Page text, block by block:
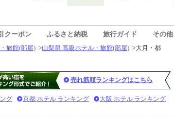
クーポン ふるさと納税 旅行ガイド
その他
旅館(部屋) >山梨県 高級ホテル・旅館(部屋) >大月・都
売れ筋順ランキングはこちら
グ 京都 ホテル ランキング 大阪 ホテル ランキング